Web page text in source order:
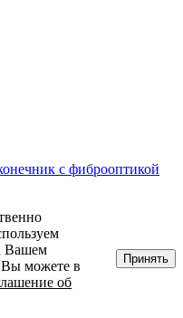
с фиброоптикой
Вашем
Вы можете в
об
Принять